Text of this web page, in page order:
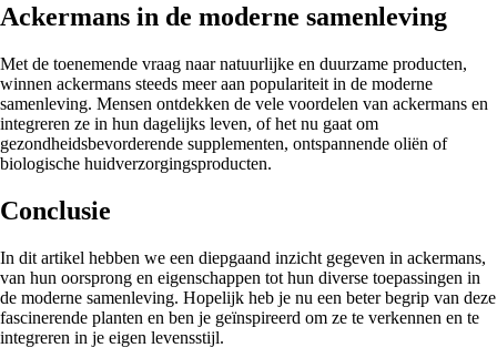
Ackermans in de moderne samenleving
Met de toenemende vraag naar natuurlijke en duurzame producten,
winnen ackermans steeds meer aan populariteit in de moderne
samenleving. Mensen ontdekken de vele voordelen van ackermans en
integreren ze in hun dagelijks leven, of het nu gaat om
gezondheidsbevorderende supplementen, ontspannende oliën of
biologische huidverzorgingsproducten.
Conclusie
In dit artikel hebben we een diepgaand inzicht gegeven in ackermans,
van hun oorsprong en eigenschappen tot hun diverse toepassingen in
de moderne samenleving. Hopelijk heb je nu een beter begrip van deze
fascinerende planten en ben je geïnspireerd om ze te verkennen en te
integreren in je eigen levensstijl.